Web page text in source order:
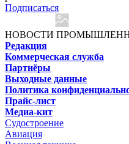
Подписаться
НОВОСТИ
Редакция
Коммерческая служба
Партнёры
Выходные данные
Политика
Прайс-лист
Медиа-кит
Судостроение
Авиация